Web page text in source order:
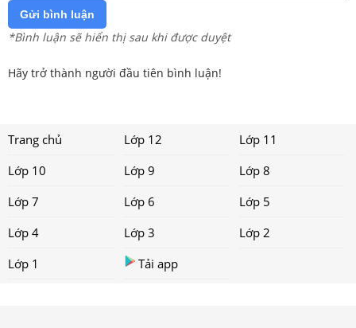
Gửi bình luận
*Bình luận sẽ hiển thị sau khi được duyệt
Hãy trở thành người đầu tiên bình luận!
Trang chủ Lớp 12
Lớp 11
Lớp 10
Lớp 9
Lớp 8
Lớp 7
Lớp 6
Lớp 5
Lớp 4
Lớp 3
Lớp 2
Lớp 1
Tải app